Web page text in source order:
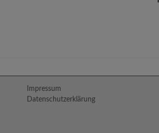
Impressum
Datenschutzerklärung